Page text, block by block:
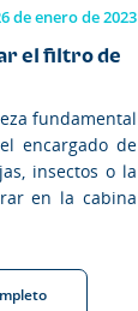
de enero de 2023
el filtro de
fundamental
encargado de
insectos o la
en la cabina